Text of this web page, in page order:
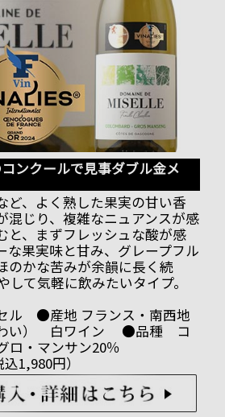
ンクールで見事ダブル金メ
ど、よく熟した果実の甘い香
混じり、複雑なニュアンスが感
と、まずフレッシュな酸が感
な果実味と甘み、グレープフル
のかな苦みが余韻に長く続
して気軽に飲みたいタイプ。
ル ●産地 フランス・南西地
い） 白ワイン ●品種 コ
ロ・マンサン20％
1,980円）